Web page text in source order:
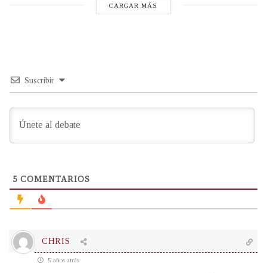
CARGAR MÁS
Suscribir
5 COMENTARIOS
CHRIS
5 años atrás